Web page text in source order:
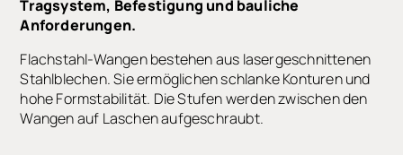
Tragsystem, Befestigung und bauliche
Anforderungen.
Flachstahl-Wangen bestehen aus lasergeschnittenen
Stahlblechen. Sie ermöglichen schlanke Konturen und
hohe Formstabilität. Die Stufen werden zwischen den
Wangen auf Laschen aufgeschraubt.